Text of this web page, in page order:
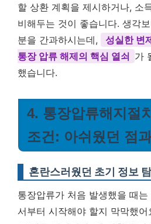
할 상환 계획을 제시하거나, 소
비해두는 것이 좋습니다. 생각
분을 간과하시는데,
성실한 변
통장 압류 해제의 핵심 열쇠 가
했습니다.
4. 통장압류해지절
조건: 아쉬웠던 점
혼란스러웠던 초기 정보
통장압류가 처음 발생했을 때
서부터 시작해야 할지 막막했